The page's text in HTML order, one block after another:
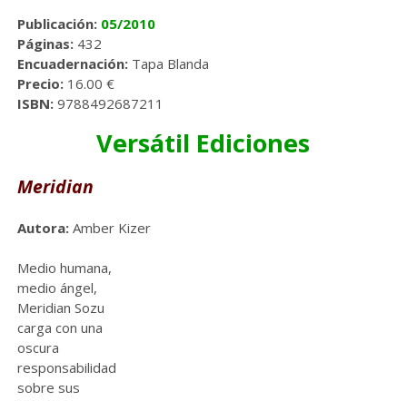
Publicación: 05/2010
Páginas:432
Encuadernación:Tapa Blanda
Precio:16.00 €
ISBN:9788492687211
Versátil Ediciones
Meridian
Autora:Amber Kizer
Medio humana,
medio ángel,
Meridian Sozu
carga con una
oscura
responsabilidad
sobre sus